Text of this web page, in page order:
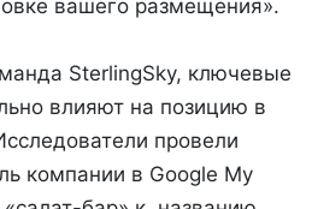
вашего размещения».
SterlingSky, ключевые
влияют на позицию в
провели
компании в Google My